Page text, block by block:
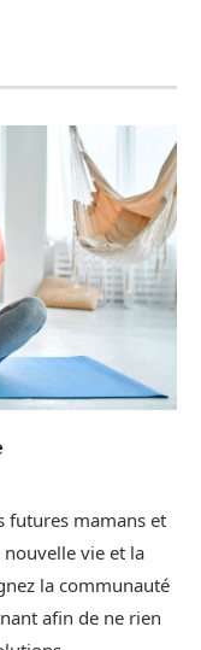
futures mamans et
vie et la
la communauté
afin de ne rien